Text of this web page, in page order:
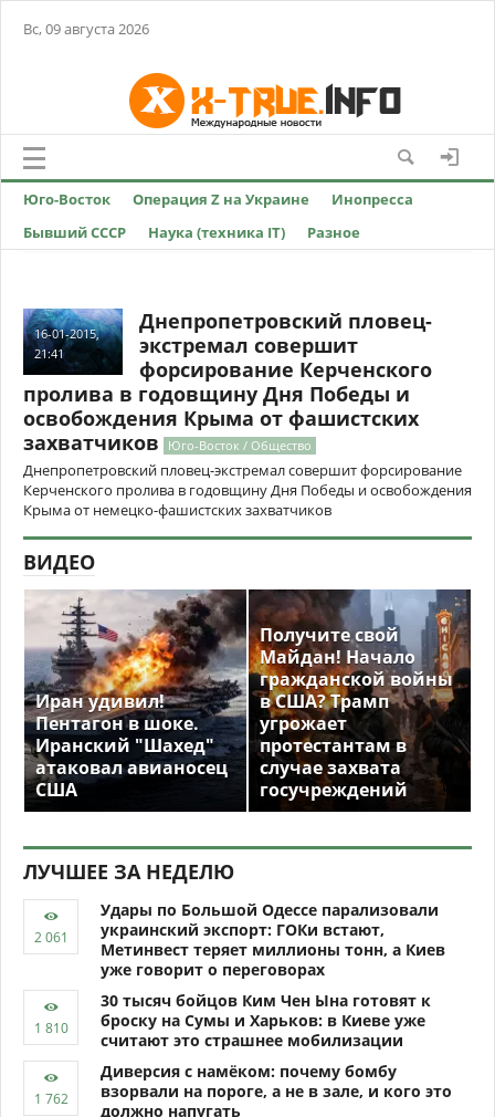
Вс, 09 августа 2026
Юго-Восток Операция Z на Украине
Инопресса
Бывший СССР
Наука (техника IT) Разное
16-01-2015,
21:41
Днепропетровский пловец-
экстремал совершит
форсирование Керченского
пролива в годовщину Дня Победы и
освобождения Крыма от фашистских
захватчиков
Юго-Восток / Общество
Днепропетровский пловец-экстремал совершит форсирование
Керченского пролива в годовщину Дня Победы и освобождения
Крыма от немецко-фашистских захватчиков
ВИДЕО
Иран удивил!
Пентагон в шоке.
Иранский "Шахед"
атаковал авианосец
США
Получите свой
Майдан! Начало
гражданской войны
в США? Трамп
угрожает
протестантам в
случае захвата
госучреждений
ЛУЧШЕЕ ЗА НЕДЕЛЮ
Удары по Большой Одессе парализовали
украинский экспорт: ГОКи встают,
Метинвест теряет миллионы тонн, а Киев
уже говорит о переговорах
30 тысяч бойцов Ким Чен Ына готовят к
броску на Сумы и Харьков: в Киеве уже
считают это страшнее мобилизации
Диверсия с намёком: почему бомбу
взорвали на пороге, а не в зале, и кого это
должно напугать